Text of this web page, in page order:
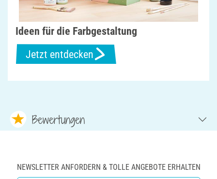
Ideen für die Farbgestaltung
Jetzt entdecken
Bewertungen
NEWSLETTER ANFORDERN & TOLLE ANGEBOTE ERHALTEN